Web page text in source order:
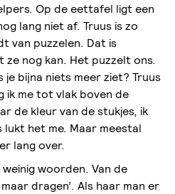
Op de eettafel ligt een
lang niet af. Truus is zo
van puzzelen. Dat is
ze nog kan. Het puzzelt ons.
je bijna niets meer ziet? Truus
ik me tot vlak boven de
de kleur van de stukjes, ik
het me. Maar meestal
lang over.
woorden. Van de
dragen’. Als haar man er